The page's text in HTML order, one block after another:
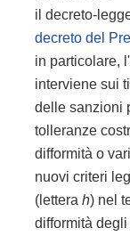
il decreto-
decreto del
in particolare,
interviene sui
delle sanzioni
tolleranze
difformità o
nuovi criteri
(letterah) nel
difformità